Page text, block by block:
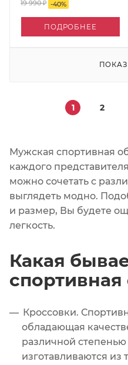
19 990 ₽ -40%
ПОДРОБНЕЕ
1 2
Мужская спортивная
каждого
можно сочетать с
выглядеть модно.
и размер, Вы будете
легкость.
Какая
спортивная
Кроссовки.
обладающая
различной
изготавливаются из